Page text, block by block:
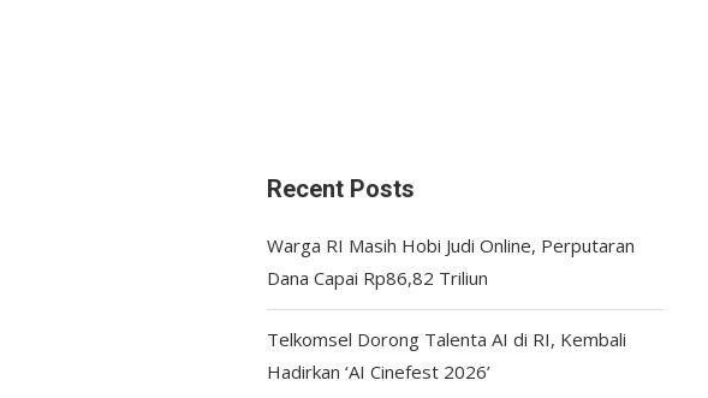
Recent Posts
Warga RI Masih Hobi Judi Online, Perputaran
Dana Capai Rp86,82 Triliun
Telkomsel Dorong Talenta AI di RI, Kembali
Hadirkan ‘AI Cinefest 2026’